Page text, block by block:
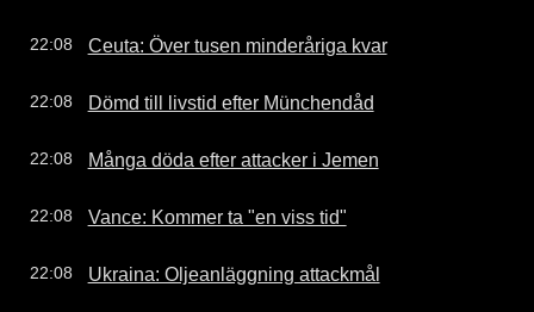
22:08 Ceuta: Över tusen minderåriga kvar
22:08 Dömd till livstid efter Münchendåd
22:08 Många döda efter attacker i Jemen
22:08 Vance: Kommer ta "en viss tid"
22:08 Ukraina: Oljeanläggning attackmål